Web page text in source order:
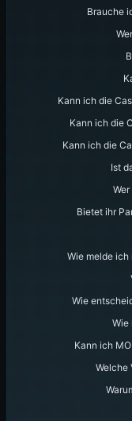
Brauche
Kann ich die
Kann ich die
Kann ich die
Ist
Bietet ihr
Wie melde
Wie
Wie
Kann ich
Welche